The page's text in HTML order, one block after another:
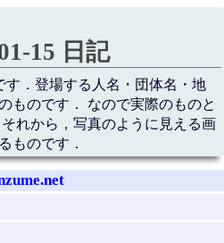
15 日記
す．登場する人名・団体名・地
ものです． なので実際のものと
れから，写真のように見える画
ものです．